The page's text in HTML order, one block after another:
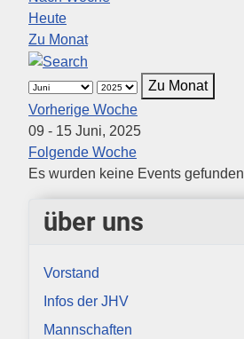
Heute
Zu Monat
Zu Monat
Vorherige Woche
09 - 15 Juni, 2025
Folgende Woche
Es wurden keine Events gefunden
über uns
Vorstand
Infos der JHV
Mannschaften